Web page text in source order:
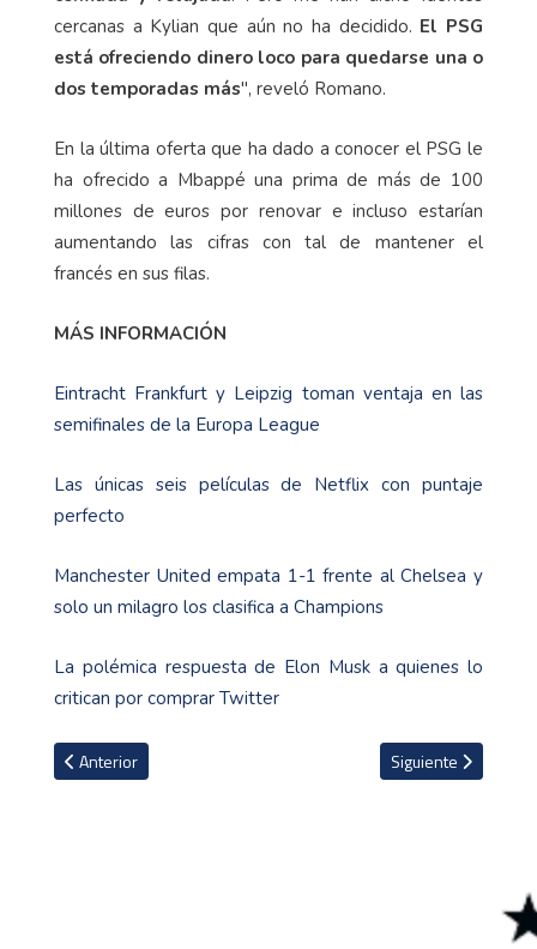
cercanas a Kylian que aún no ha decidido. El PSG
está ofreciendo dinero loco para quedarse una o
dos temporadas más", reveló Romano.
En la última oferta que ha dado a conocer el PSG le
ha ofrecido a Mbappé una prima de más de 100
millones de euros por renovar e incluso estarían
aumentando las cifras con tal de mantener el
francés en sus filas.
MÁS INFORMACIÓN
Eintracht Frankfurt y Leipzig toman ventaja en las
semifinales de la Europa League
Las únicas seis películas de Netflix con puntaje
perfecto
Manchester United empata 1-1 frente al Chelsea y
solo un milagro los clasifica a Champions
La polémica respuesta de Elon Musk a quienes lo
critican por comprar Twitter
Artículo anterior: Liverpool anuncia la renovación de Jürgen
Anterior Artículo siguiente:
Siguiente